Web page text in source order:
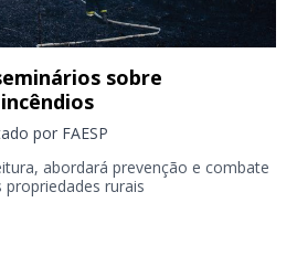
sobre
por FAESP
abordará prevenção e combate
rurais